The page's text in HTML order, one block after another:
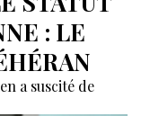
: LE
a suscité de